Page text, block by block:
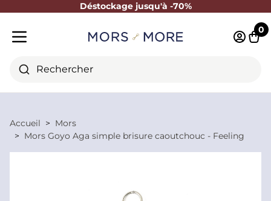
Déstockage jusqu'à -70%
Fermer
Rechercher
0
Accueil
Mors
Mors Goyo Aga simple brisure caoutchouc - Feeling